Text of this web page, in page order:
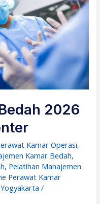
2026
Kamar Operasi,
Kamar Bedah,
, Pelatihan Manajemen
Perawat Kamar
/